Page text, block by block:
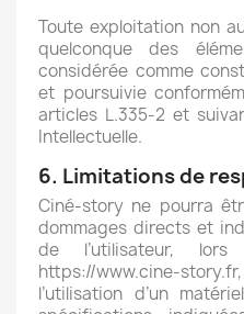
Toute exploitation non
quelconque des
considérée comme
et poursuivie
articles L.335-2 et
Intellectuelle.
6. Limitations de
Ciné-story ne pourra
dommages directs et
de l’utilisateur,
https://www.cine-
l’utilisation d’un
Créer une liste